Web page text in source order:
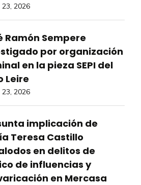
23, 2026
Ramón Sempere
por organización
en la pieza SEPI del
Leire
23, 2026
implicación de
Teresa Castillo
en delitos de
de influencias y
en Mercasa